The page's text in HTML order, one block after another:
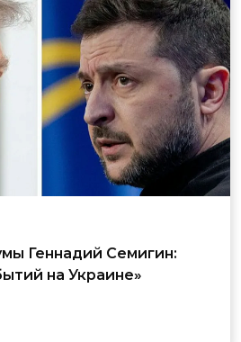
Геннадий Семигин:
на Украине»